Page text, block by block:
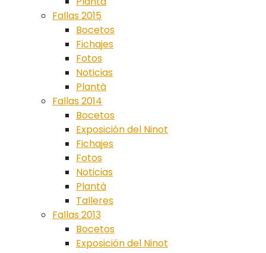
Fallas 2015
Bocetos
Fichajes
Fotos
Noticias
Plantà
Fallas 2014
Bocetos
Exposición del Ninot
Fichajes
Fotos
Noticias
Plantà
Talleres
Fallas 2013
Bocetos
Exposición del Ninot